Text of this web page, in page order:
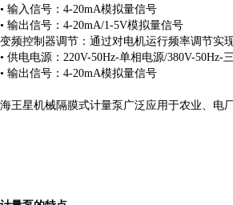
• 输入信号：4-20mA模拟量信号
• 输出信号：4-20mA/1-5V模拟量信号
变频控制器调节：通过对电机运行频率调节实
• 供电电源：220V-50Hz-单相电源/380V-50Hz-
• 输出信号：4-20mA模拟量信号
海王星机械隔膜式计量泵广泛应用于农业、电